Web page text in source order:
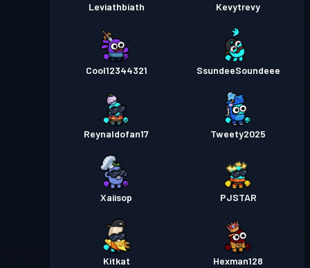
Leviathbiath Kevytrevy
Cool12344321 SsundeeSoundeee
Reynaldofan17 Tweety2025
Xaiisop PJSTAR
Kitkat Hexman128